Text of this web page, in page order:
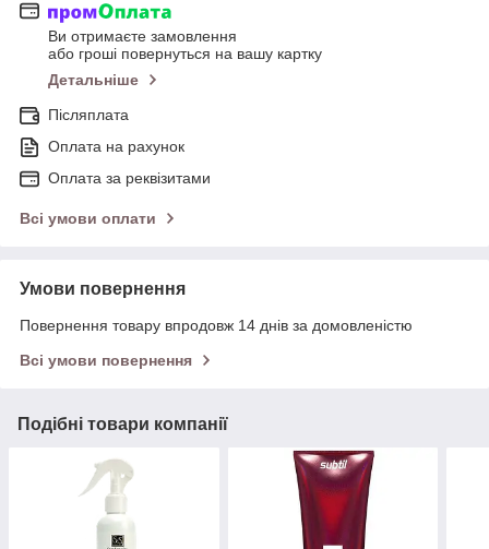
Ви отримаєте замовлення
або гроші повернуться на вашу картку
Детальніше
Післяплата
Оплата на рахунок
Оплата за реквізитами
Всі умови оплати
Умови повернення
Повернення товару впродовж 14 днів за домовленістю
Всі умови повернення
Подібні товари компанії